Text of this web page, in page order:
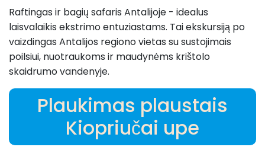
Raftingas ir bagių safaris Antalijoje - idealus
laisvalaikis ekstrimo entuziastams. Tai ekskursiją po
vaizdingas Antalijos regiono vietas su sustojimais
poilsiui, nuotraukoms ir maudynėms krištolo
skaidrumo vandenyje.
Plaukimas plaustais
Kiopriučai upe